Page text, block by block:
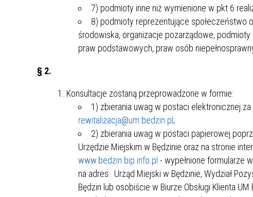
KONKURS FOTOGRAFICZNY
„METROPOLIA. PRZEZ PRYZMAT
WODY”
URZĄD KNF
KONKURSU
NADZORU
NAJLEPSZĄ
WAŻNA INFORMACJA - DOT.
PRZEPROWADZENIA OCENY
RYZYKA WEWNĘTRZNEGO
SYSTEMU WODOCIĄGOWEGO
7) podmioty inne niż wymienione w pkt 6
8) podmioty reprezentujące społeczeństwo
środowiska, organizacje pozarządowe,
praw podstawowych, praw osób
§ 2.
Konsultacje zostaną przeprowadzone w formie:
1) zbierania uwag w postaci elektronicznej
rewitalizacja@um.bedzin.pl ;
2) zbierania uwag w postaci papierowej
Urzędzie Miejskim w Będzinie oraz na stronie
www.bedzin.bip.info.pl - wypełnione formularze
na adres: Urząd Miejski w Będzinie, Wydział
Będzin lub osobiście w Biurze Obsługi Klienta UM